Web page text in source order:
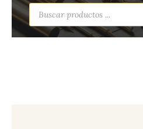
Búsqueda
de
productos